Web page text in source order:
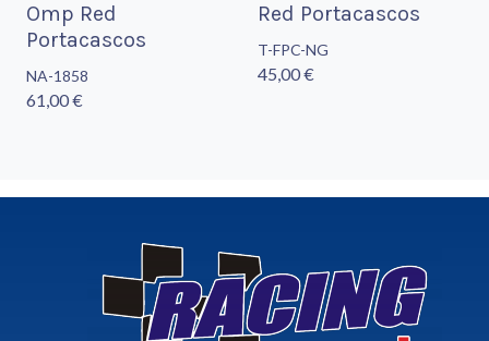
Omp Red
Portacascos
NA-1858
61,00 €
Red Portacascos
T-FPC-NG
45,00 €